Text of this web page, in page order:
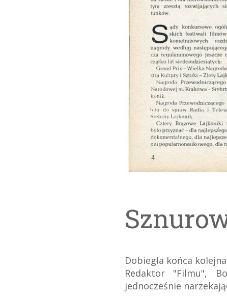
Dobiegła końca
Redaktor "Filmu",
jednocześnie